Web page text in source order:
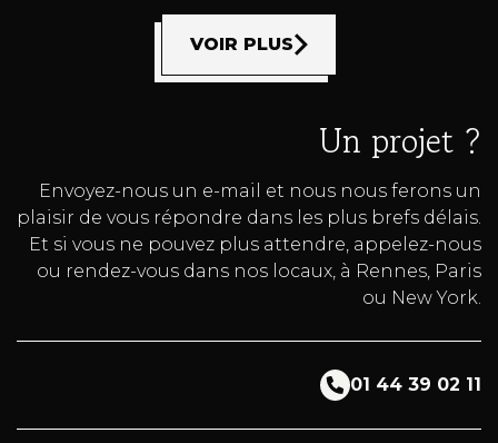
VOIR PLUS
Un projet ?
Envoyez-nous un e-mail et nous nous ferons un
plaisir de vous répondre dans les plus brefs délais.
Et si vous ne pouvez plus attendre, appelez-nous
ou rendez-vous dans nos locaux, à Rennes, Paris
ou New York.
01 44 39 02 11